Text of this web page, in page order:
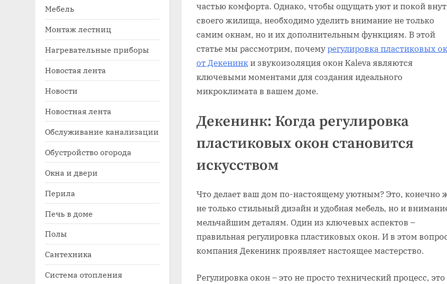
sub-
частью комфорта. Однако, чтобы ощущать уют и покой
своего жилища, необходимо уделить внимание не только
самим окнам, но и их дополнительным функциям. В этой
статье мы рассмотрим, почемурегулировка пластиковых
от Декенинки звукоизоляция окон Kaleva являются
ключевыми моментами для создания идеального
микроклимата в вашем доме.
Декенинк: Когда регулировка
пластиковых окон становится
искусством
Что делает ваш дом по-настоящему уютным? Это, конечно
не только стильный дизайн и удобная мебель, но и
мельчайшим деталям. Один из ключевых аспектов –
правильная регулировка пластиковых окон. И в этом
компания Декенинк проявляет настоящее мастерство.
Регулировка окон – это не просто технический процесс, это
Мебель
Монтаж лестниц
Нагревательные приборы
Новостая лента
Новости
Новостная лента
Обслуживание канализации
Обустройство огорода
Окна и двери
Перила
Печь в доме
Полы
Сантехника
Система отопления